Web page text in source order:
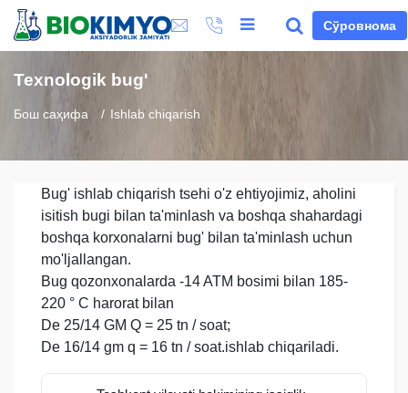
Сўровнома
Texnologik bug'
Бош саҳифа Ishlab chiqarish
Bug' ishlab chiqarish tsehi o'z ehtiyojimiz, aholini
isitish bugi bilan ta'minlash va boshqa shahardagi
boshqa korxonalarni bug' bilan ta'minlash uchun
mo'ljallangan.
Bug qozonxonalarda -14 ATM bosimi bilan 185-
220 ° C harorat bilan
De 25/14 GM Q = 25 tn / soat;
De 16/14 gm q = 16 tn / soat.ishlab chiqariladi.